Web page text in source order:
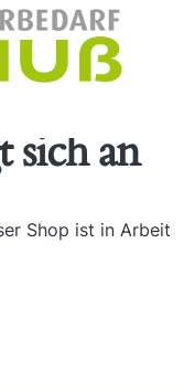
sich an
Shop ist in Arbeit